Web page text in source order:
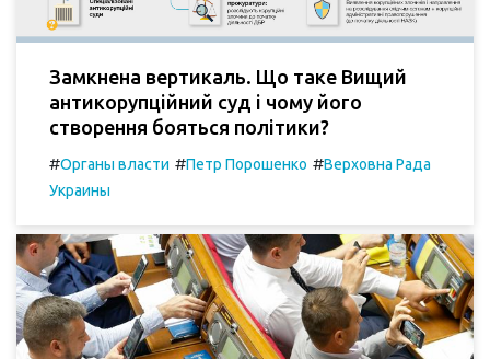
Замкнена вертикаль. Що таке Вищий
антикорупційний суд і чому його
створення бояться політики?
#Органы власти #Петр Порошенко #Верховна Рада
Украины